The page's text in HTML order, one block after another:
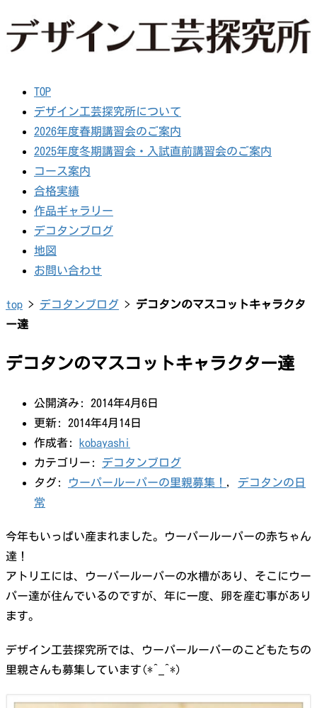
TOP
デザイン工芸探究所について
2026年度春期講習会のご案内
2025年度冬期講習会・入試直前講習会のご案内
コース案内
合格実績
作品ギャラリー
デコタンブログ
地図
お問い合わせ
top > デコタンブログ > デコタンのマスコットキャラクタ
ー達
デコタンのマスコットキャラクター達
公開済み: 2014年4月6日
更新: 2014年4月14日
作成者: kobayashi
カテゴリー: デコタンブログ
タグ:
ウーパールーパーの里親募集！ , デコタンの日
常
今年もいっぱい産まれました。ウーパールーパーの赤ちゃん
達！
アトリエには、ウーパールーパーの水槽があり、そこにウー
パー達が住んでいるのですが、年に一度、卵を産む事があり
ます。
デザイン工芸探究所では、ウーパールーパーのこどもたちの
里親さんも募集しています(*^_^*)